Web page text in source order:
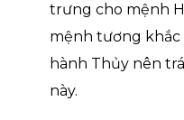
trưng cho mệnh
mệnh tương
hành Thủy nên
này.